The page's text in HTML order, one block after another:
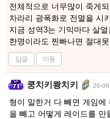
전체적으로 너무많이 죽게되
차라리 광폭화로 전멸을 시
지금 성역3는 기믹마다 살얼
한명이라도 찐빠나면 절대못
답글 이동
쿵치키쾅치키 26-
형이 말한거 다 빼면 게임에
을 빼고 어떻게 레이드를 만